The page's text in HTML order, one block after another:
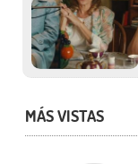
MÁS VISTAS